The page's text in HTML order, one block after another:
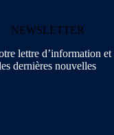
NEWSLETTER
lettre d’information et
dernières nouvelles